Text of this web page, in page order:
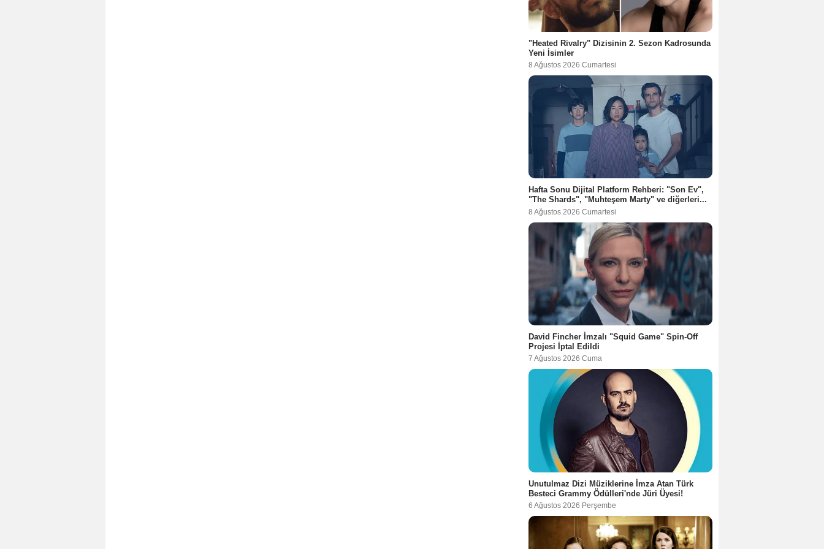
"Heated Rivalry" Dizisinin 2. Sezon Kadrosunda
Yeni İsimler
8 Ağustos 2026 Cumartesi
Hafta Sonu Dijital Platform Rehberi: "Son Ev",
"The Shards", "Muhteşem Marty" ve diğerleri...
8 Ağustos 2026 Cumartesi
David Fincher İmzalı "Squid Game" Spin-Off
Projesi İptal Edildi
7 Ağustos 2026 Cuma
Unutulmaz Dizi Müziklerine İmza Atan Türk
Besteci Grammy Ödülleri'nde Jüri Üyesi!
6 Ağustos 2026 Perşembe